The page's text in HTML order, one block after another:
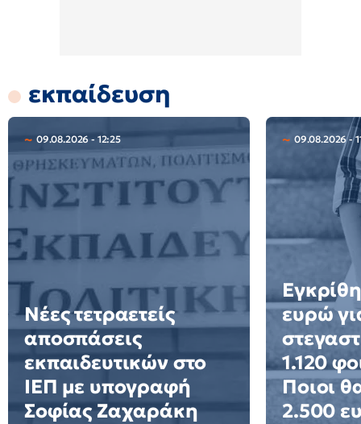
εκπαίδευση
09.08.2026 - 12:25
Νέες τετραετείς
αποσπάσεις
εκπαιδευτικών στο
ΙΕΠ με υπογραφή
Σοφίας Ζαχαράκη
09.08.2026 -
ευρώ
1.120
Ποιοι
2.500